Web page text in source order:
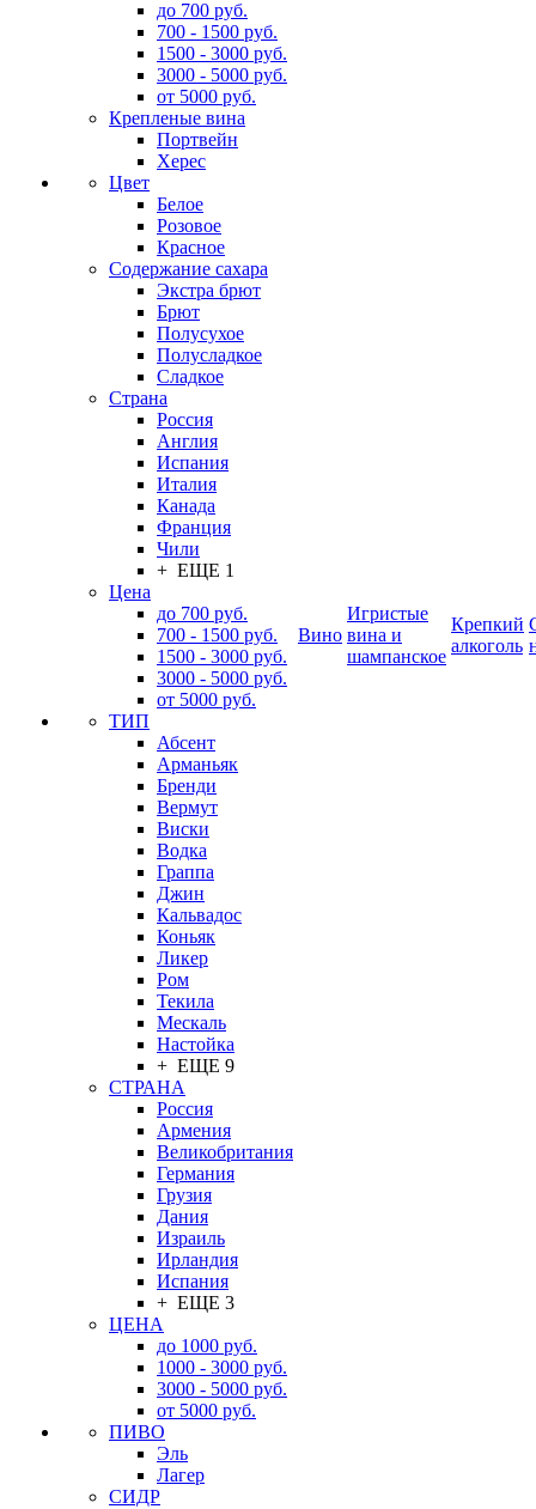
до 700 руб.
700 - 1500 руб.
1500 - 3000 руб.
3000 - 5000 руб.
от 5000 руб.
Крепленые вина
Портвейн
Херес
Цвет
Белое
Розовое
Красное
Содержание сахара
Экстра брют
Брют
Полусухое
Полусладкое
Сладкое
Страна
Россия
Англия
Испания
Италия
Канада
Франция
Чили
+ ЕЩЕ 1
Цена
до 700 руб.
700 - 1500 руб.
1500 - 3000 руб.
3000 - 5000 руб.
от 5000 руб.
ТИП
Абсент
Арманьяк
Бренди
Вермут
Виски
Водка
Граппа
Джин
Кальвадос
Коньяк
Ликер
Ром
Текила
Мескаль
Настойка
+ ЕЩЕ 9
СТРАНА
Россия
Армения
Великобритания
Германия
Грузия
Дания
Израиль
Ирландия
Испания
+ ЕЩЕ 3
ЦЕНА
до 1000 руб.
1000 - 3000 руб.
3000 - 5000 руб.
от 5000 руб.
ПИВО
Эль
Лагер
СИДР
Вино
Игристые
вина и
шампанское
Крепкий
алкоголь